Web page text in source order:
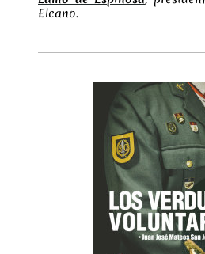
Elcano.